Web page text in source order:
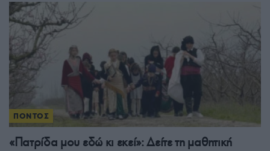
ΠΟΝΤΟΣ
«Πατρίδα μου εδώ κι εκεί»: Δείτε τη μαθητική